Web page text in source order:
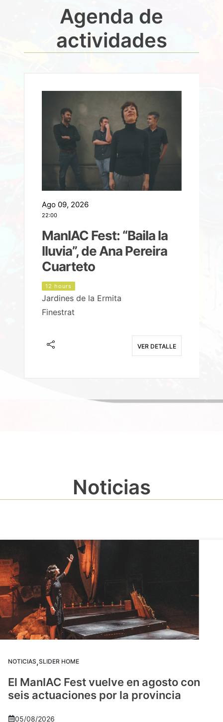
Agenda de
actividades
Ago 09, 2026
22:00
ManIAC Fest: “Baila la
lluvia”, de Ana Pereira
Cuarteto
12 hours
Jardines de la Ermita
Finestrat
VER DETALLE
Noticias
NOTICIAS,SLIDER HOME
El ManIAC Fest vuelve en agosto con
seis actuaciones por la provincia
05/08/2026